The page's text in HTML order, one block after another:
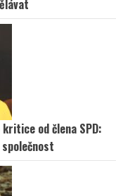
kritice od člena SPD: